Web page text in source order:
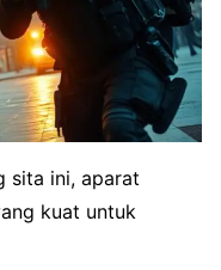
sita ini, aparat
kuat untuk